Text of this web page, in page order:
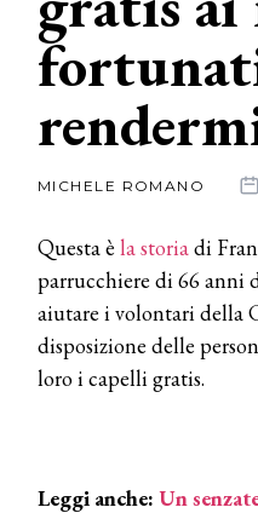
News
aziende
MICHELE ROMANO
Questa è la storiadi
parrucchiere di 66 anni
aiutare i volontari della
disposizione delle
loro i capelli gratis.
Leggi anche: Un